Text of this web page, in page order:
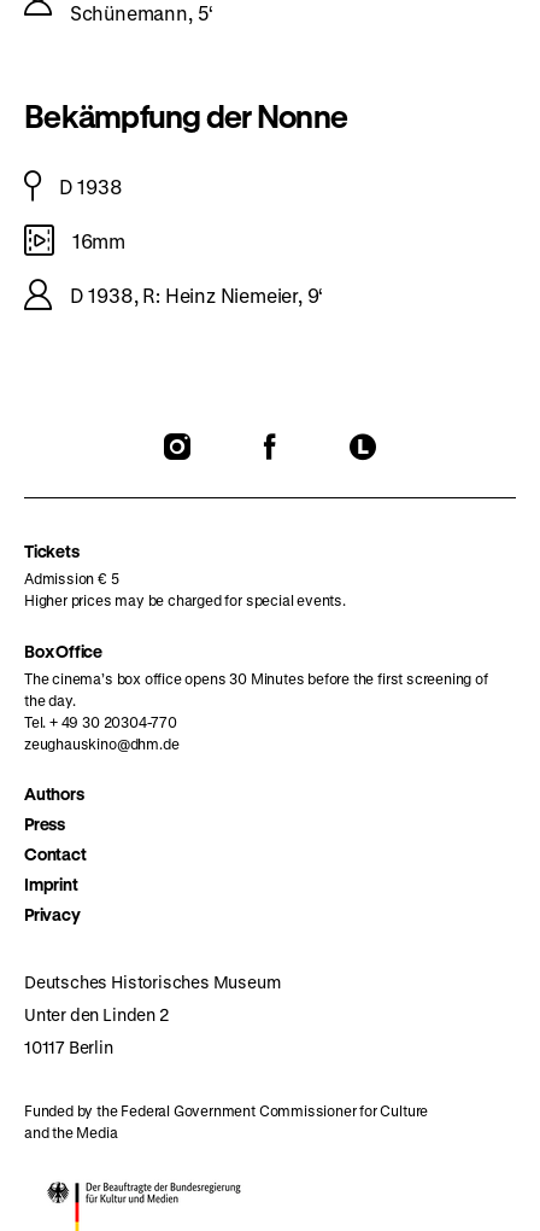
Schünemann, 5‘
Bekämpfung der Nonne
D 1938
16mm
D 1938, R: Heinz Niemeier, 9‘
To
To
To
Tickets
Admission € 5
Higher prices may be charged for special events.
Box Office
The cinema’s box office opens 30 Minutes before the first screening of
the day.
Tel. + 49 30 20304-770
zeughauskino@dhm.de
Authors
Press
Contact
Imprint
Privacy
Deutsches Historisches Museum
Unter den Linden 2
10117 Berlin
Funded by the Federal Government Commissioner for Culture
and the Media